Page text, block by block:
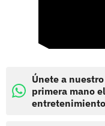
Únete a
primera mano